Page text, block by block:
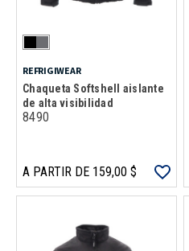
REFRIGIWEAR
Chaqueta Softshell aislante
de alta visibilidad
8490
A PARTIR DE 159,00 $